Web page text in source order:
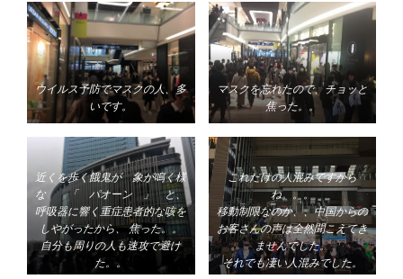
ウイルス予防でマスクの人、多
いです。
マスクを忘れたので、チョッと
焦った。。
近くを歩く餓鬼が 象が鳴く様
な 「 パオーン 」 と、
呼吸器に響く重症患者的な咳を
しやがったから、焦った。。
自分も周りの人も速攻で避け
た。。
これだけの人混みですから
ね。。。
移動制限なのか、、中国からの
お客さんの声は全然聞こえてき
ませんでした。
それでも凄い人混みでした。